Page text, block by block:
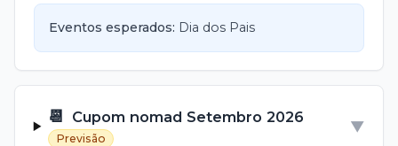
Eventos esperados: Dia dos Pais
📆 Cupom nomad Setembro 2026
Previsão
▼